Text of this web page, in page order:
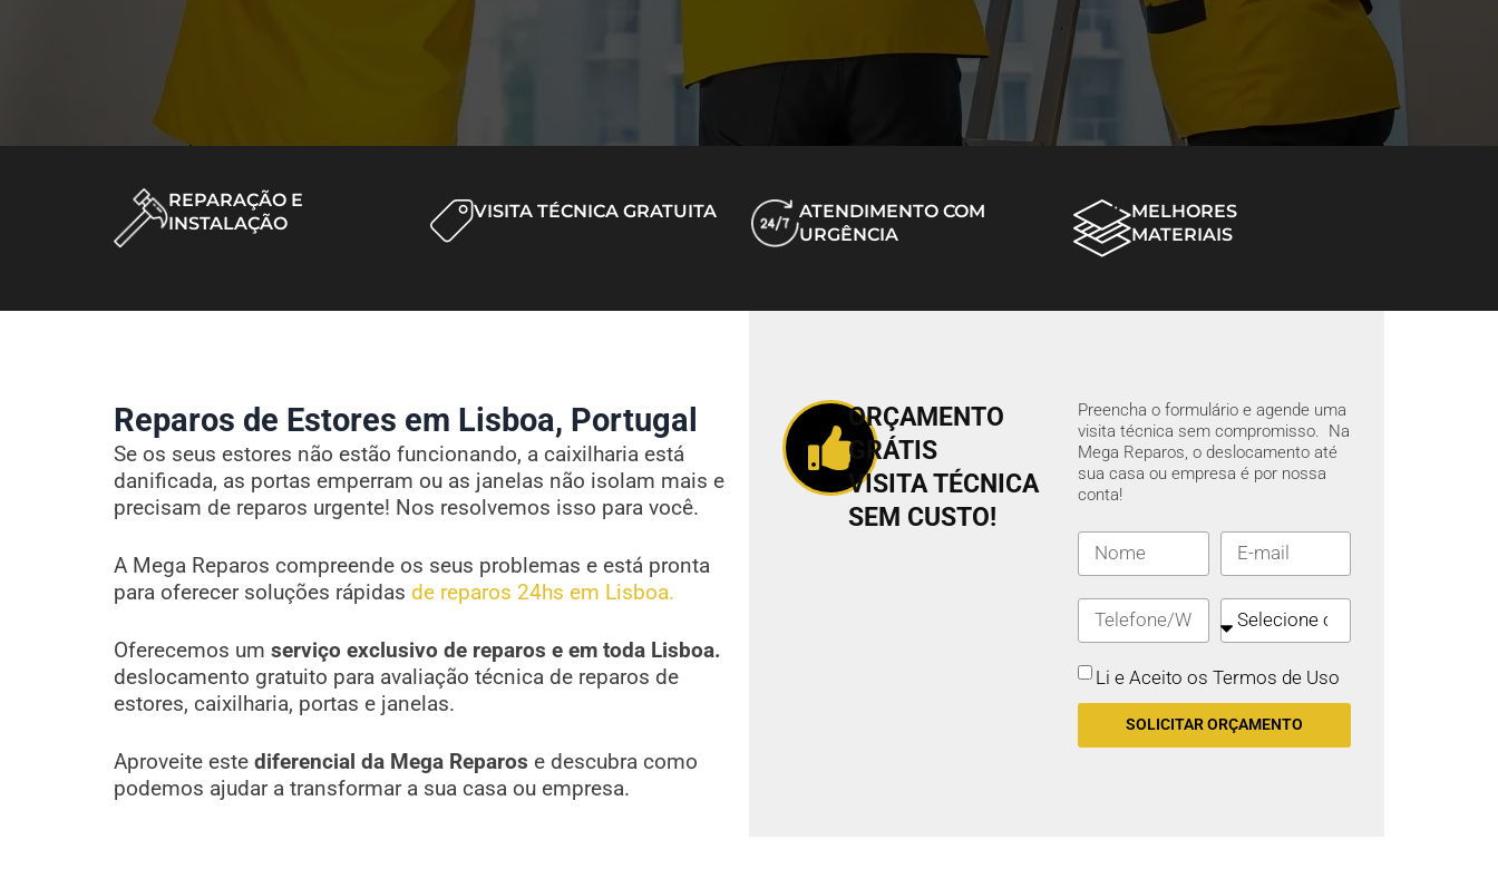
REPARAÇÃO E
INSTALAÇÃO
VISITA TÉCNICA GRATUITA
ATENDIMENTO COM
URGÊNCIA
MELHORES
MATERIAIS
Reparos de Estores em Lisboa, Portugal
Se os seus estores não estão funcionando, a caixilharia está
danificada, as portas emperram ou as janelas não isolam mais e
precisam de reparos urgente! Nos resolvemos isso para você.
A Mega Reparos compreende os seus problemas e está pronta
para oferecer soluções rápidas de reparos 24hs em Lisboa.
Oferecemos um serviço exclusivo de reparos e em toda Lisboa.
deslocamento gratuito para avaliação técnica de reparos de
estores, caixilharia, portas e janelas.
Aproveite este diferencial da Mega Reparos e descubra como
podemos ajudar a transformar a sua casa ou empresa.
ORÇAMENTO
GRÁTIS
VISITA TÉCNICA
SEM CUSTO!
Preencha o formulário e agende uma
visita técnica sem compromisso. Na
Mega Reparos, o deslocamento até
sua casa ou empresa é por nossa
conta!
Li e Aceito os Termos de Uso
SOLICITAR ORÇAMENTO